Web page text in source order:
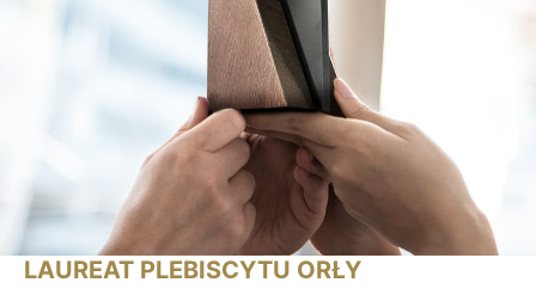
LAUREAT PLEBISCYTU ORŁY